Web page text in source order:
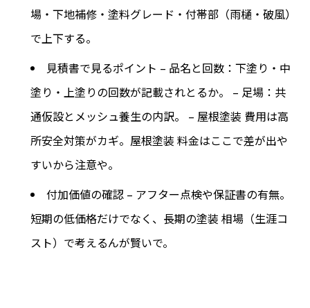
場・下地補修・塗料グレード・付帯部（雨樋・破風）
で上下する。
見積書で見るポイント – 品名と回数：下塗り・中
塗り・上塗りの回数が記載されとるか。 – 足場：共
通仮設とメッシュ養生の内訳。 – 屋根塗装 費用は高
所安全対策がカギ。屋根塗装 料金はここで差が出や
すいから注意や。
付加価値の確認 – アフター点検や保証書の有無。
短期の低価格だけでなく、長期の塗装 相場（生涯コ
スト）で考えるんが賢いで。